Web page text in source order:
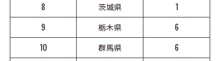
8
茨城県
1
9
栃木県
6
10
群馬県
6